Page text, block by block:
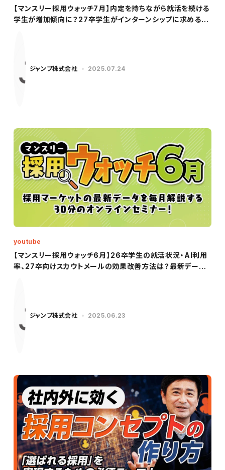
【マンスリー採用ウォッチ7月】内定を持ちながら就活を続ける
学生が増加傾向に？27卒学生がインターンシップに求めるも
ジャンプ株式会社 2025.07.24
【マンスリー採用ウォッチ6月】26卒学生の就活状況・AI利用
率、27卒向けスカウトメールの効果改善方法は？最新データ
youtube
ジャンプ株式会社 2025.06.23